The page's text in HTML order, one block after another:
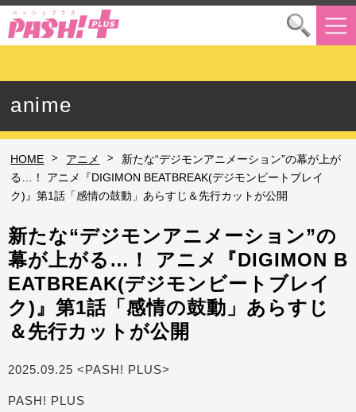
anime
HOME > アニメ >
新たな“デジモンアニメーション”の幕が上が
る…！ アニメ『DIGIMON BEATBREAK(デジモンビートブレイ
ク)』第1話「感情の鼓動」あらすじ＆先行カットが公開
新たな“デジモンアニメーション”の
幕が上がる…！ アニメ『DIGIMON B
EATBREAK(デジモンビートブレイ
ク)』第1話「感情の鼓動」あらすじ
＆先行カットが公開
2025.09.25 <PASH! PLUS>
PASH! PLUS